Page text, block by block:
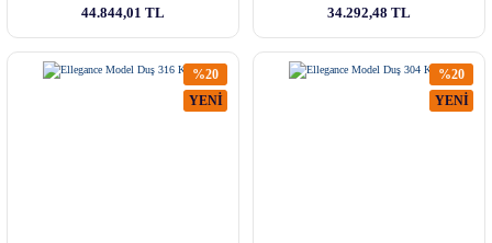
44.844,01 TL
34.292,48 TL
%20
YENİ
%20
YENİ